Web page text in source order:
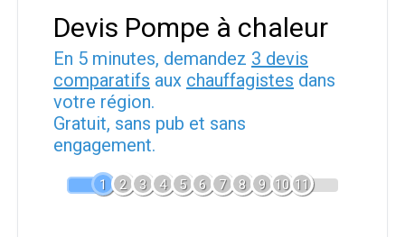
Devis Pompe à chaleur
En 5 minutes, demandez 3 devis
comparatifs aux chauffagistes dans
votre région.
Gratuit, sans pub et sans
engagement.
1 2 3 4 5 6 7 8 9 10 11